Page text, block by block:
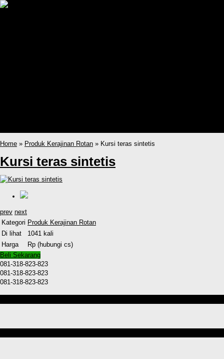
Home » Produk Kerajinan Rotan » Kursi teras sintetis
Kursi teras sintetis
prev next
Kategori Produk Kerajinan Rotan
Di lihat
1041 kali
Harga
Rp (hubungi cs)
Beli Sekarang
081-318-823-823
081-318-823-823
081-318-823-823